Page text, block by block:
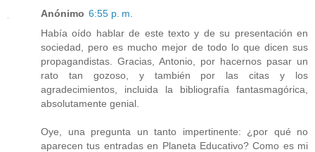
Anónimo 6:55 p. m.
Había oído hablar de este texto y de su presentación en
sociedad, pero es mucho mejor de todo lo que dicen sus
propagandistas. Gracias, Antonio, por hacernos pasar un
rato tan gozoso, y también por las citas y los
agradecimientos, incluida la bibliografía fantasmagórica,
absolutamente genial.
Oye, una pregunta un tanto impertinente: ¿por qué no
aparecen tus entradas en Planeta Educativo? Como es mi